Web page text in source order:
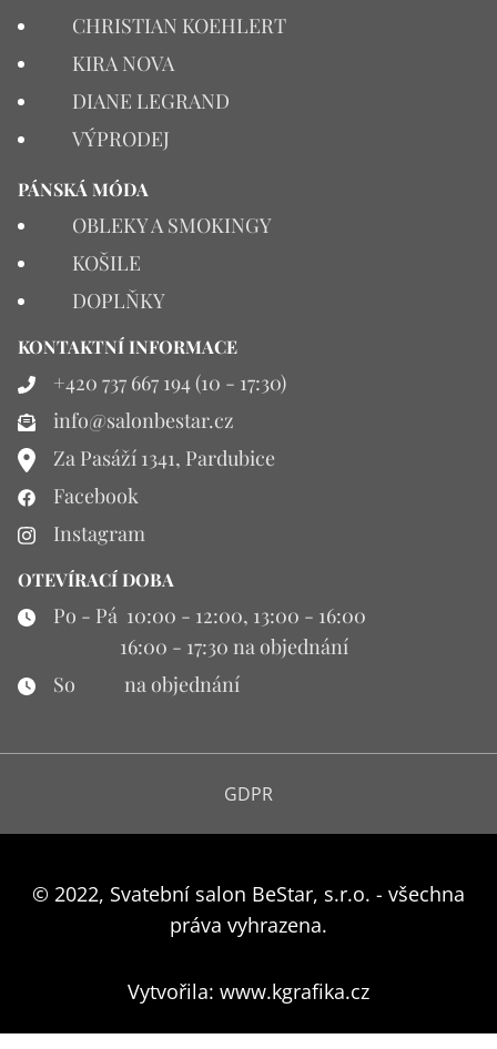
CHRISTIAN KOEHLERT
KIRA NOVA
DIANE LEGRAND
VÝPRODEJ
PÁNSKÁ MÓDA
OBLEKY A SMOKINGY
KOŠILE
DOPLŇKY
KONTAKTNÍ INFORMACE
+420 737 667 194 (10 - 17:30)
info@salonbestar.cz
Za Pasáží 1341, Pardubice
Facebook
Instagram
OTEVÍRACÍ DOBA
Po - Pá 10:00 - 12:00, 13:00 - 16:00
16:00 - 17:30 na objednání
So na objednání
GDPR
© 2022, Svatební salon BeStar, s.r.o. - všechna
práva vyhrazena.
Vytvořila: www.kgrafika.cz